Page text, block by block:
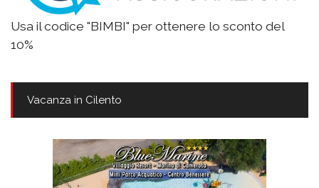
Usa il codice "BIMBI" per ottenere lo sconto del
10%
Vacanza in Cilento